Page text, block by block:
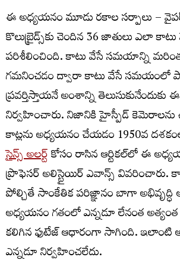
ఈ అధ్యయనం మూడు రకాల సర్పాలు –
కొలుబ్రైడ్స్‌కు చెందిన 36 జాతులు ఎలా
పరిశీలించింది. కాటు వేసే సమయాన్ని
గమనించడం ద్వారా కాటు వేసే సమయంలో
ప్రవర్తిస్తాయనే అంశాన్ని
నిర్వహించారు. నిజానికి హైస్పీడ్‌
కాట్లను అధ్యయనం చేయడం 1950వ
సైన్స్‌ అలర్ట్‌కోసం రాసిన ఆర్టికల్‌లో ఈ
ప్రొఫెసర్‌ అలిస్టైయిర్‌ ఎవాన్స్‌ వివరించారు.
పోల్చితే సాంకేతిక పరిజ్ఞానం బాగా
అధ్యయనం గతంలో ఎన్నడూ లేనంత
కలిగిన ఫుటేజ్‌ ఆధారంగా సాగింది. ఇలాంటి
ఎన్నడూ నిర్వహించలేదు.